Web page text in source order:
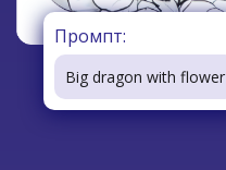
Промпт:
Big dragon with flower